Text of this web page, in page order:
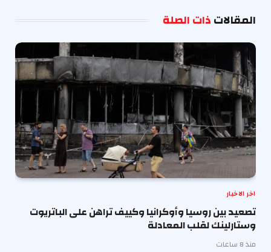
المقالاتذات الصلة
اخر الاخبار
تصعيد بين روسيا وأوكرانيا وكييف تراهن على الباتريوت
وستارلينك لقلب المعادلة
منذ 8 ساعات